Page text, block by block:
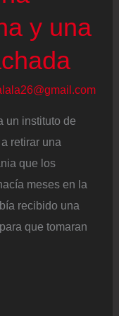
y una
un instituto de
retirar una
que los
meses en la
recibido una
que tomaran